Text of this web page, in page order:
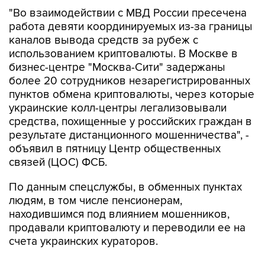
"Во взаимодействии с МВД России пресечена
работа девяти координируемых из-за границы
каналов вывода средств за рубеж с
использованием криптовалюты. В Москве в
бизнес-центре "Москва-Сити" задержаны
более 20 сотрудников незарегистрированных
пунктов обмена криптовалюты, через которые
украинские колл-центры легализовывали
средства, похищенные у российских граждан в
результате дистанционного мошенничества", -
объявил в пятницу Центр общественных
связей (ЦОС) ФСБ.
По данным спецслужбы, в обменных пунктах
людям, в том числе пенсионерам,
находившимся под влиянием мошенников,
продавали криптовалюту и переводили ее на
счета украинских кураторов.